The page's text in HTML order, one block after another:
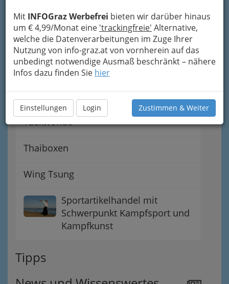
Mit INFOGraz Werbefrei bieten wir darüber hinaus
um € 4,99/Monat eine 'trackingfreie' Alternative,
welche die Datenverarbeitungen im Zuge Ihrer
Nutzung von info-graz.at von vornherein auf das
unbedingt notwendige Ausmaß beschränkt – nähere
Infos dazu finden Sie hier
Einstellungen Login Zustimmen & Weiter
Karate
Ringen
Taekwondo
Thaiboxen
Wing Tsung
Sportartikelhandel mit
Schwerpunkt Kampfsport und
Kampfkunst
Tipps